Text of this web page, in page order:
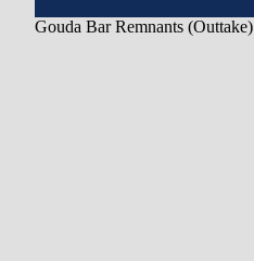
Gouda Bar Remnants (Outtake)